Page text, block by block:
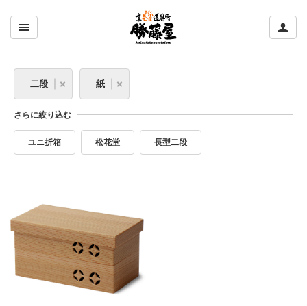
ここをクリックして左のメニューを開閉する
二段 紙
さらに絞り込む
ユニ折箱 松花堂 長型二段